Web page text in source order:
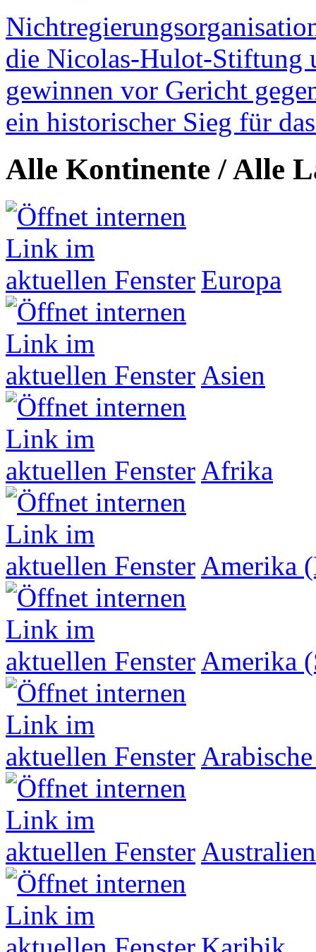
die Nicolas-Hulot-Stiftung
gewinnen vor Gericht
ein historischer Sieg für
Alle Kontinente / Alle
Europa
Asien
Afrika
Amerika
Amerika
Australien